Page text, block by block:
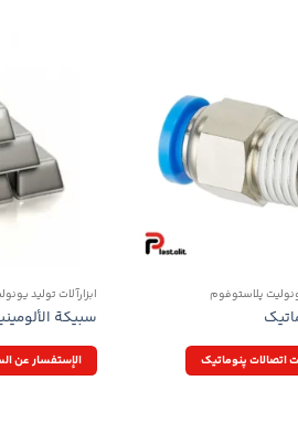
پلاستوفوم
اتصالات پنوماتیک
ابزارآلات تولید
سبيكة
الإستفسار عن